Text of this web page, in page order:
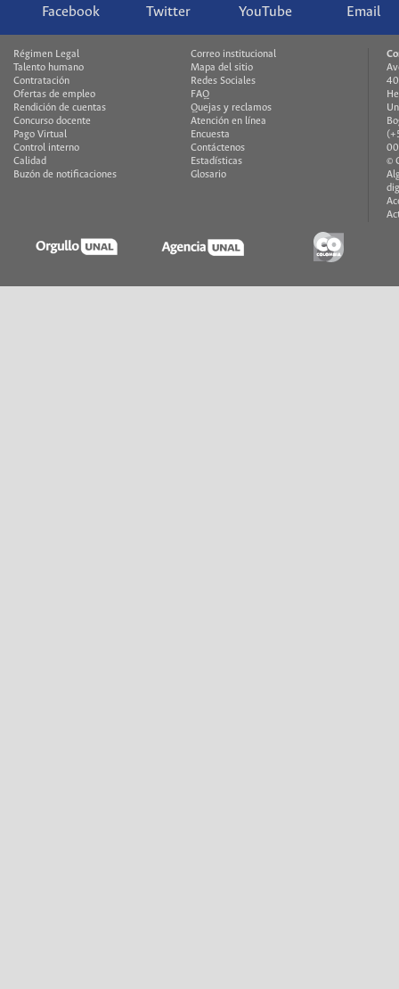
Facebook Twitter YouTube Email
Régimen Legal
Talento humano
Contratación
Ofertas de empleo
Rendición de cuentas
Concurso docente
Pago Virtual
Control interno
Calidad
Buzón de notificaciones
Correo institucional
Mapa del sitio
Redes Sociales
FAQ
Quejas y reclamos
Atención en línea
Encuesta
Contáctenos
Estadísticas
Glosario
©